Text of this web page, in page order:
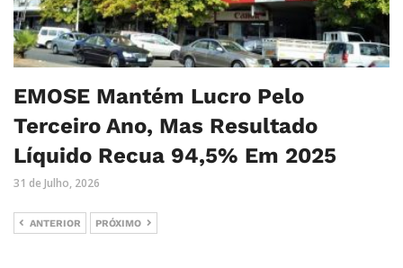
EMOSE Mantém Lucro Pelo
Terceiro Ano, Mas Resultado
Líquido Recua 94,5% Em 2025
31 de Julho, 2026
ANTERIOR PRÓXIMO